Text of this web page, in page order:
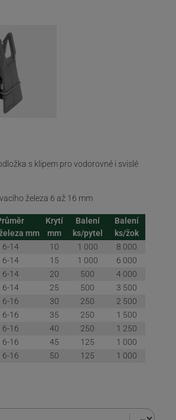
s klipem pro vodorovné i svislé
železa 6 až 16 mm
mm
Krytí
mm
Balení
ks/pytel
Balení
ks/žok
6-14 10 1 000
8 000
6-14 15 1 000
6 000
6-14 20 500
4 000
6-14 25 500
3 500
6-16 30 250
2 500
6-16 35 250
1 500
6-16 40 250
1 250
6-16 45 125
1 000
6-16 50 125 1 000